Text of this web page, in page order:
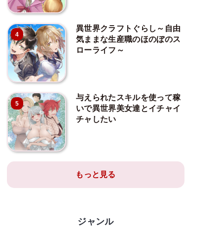
4
異世界クラフトぐらし～自由
気ままな生産職のほのぼのス
ローライフ～
5
与えられたスキルを使って稼
いで異世界美女達とイチャイ
チャしたい
もっと見る
ジャンル